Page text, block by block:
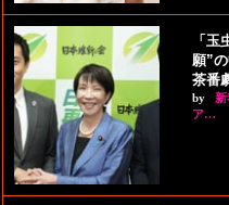
「
願”
茶番
by
新
ア…